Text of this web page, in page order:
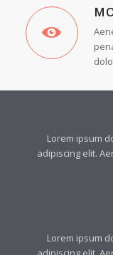
Lorem ipsum
adipiscing elit.
Lorem ipsum